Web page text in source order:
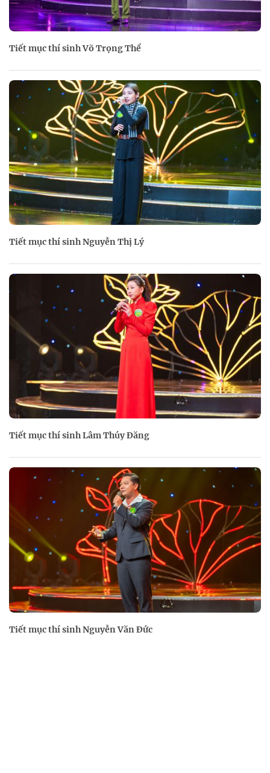
Tiết mục thí sinh Võ Trọng Thể
Tiết mục thí sinh Nguyễn Thị Lý
Tiết mục thí sinh Lâm Thúy Đăng
Tiết mục thí sinh Nguyễn Văn Đức